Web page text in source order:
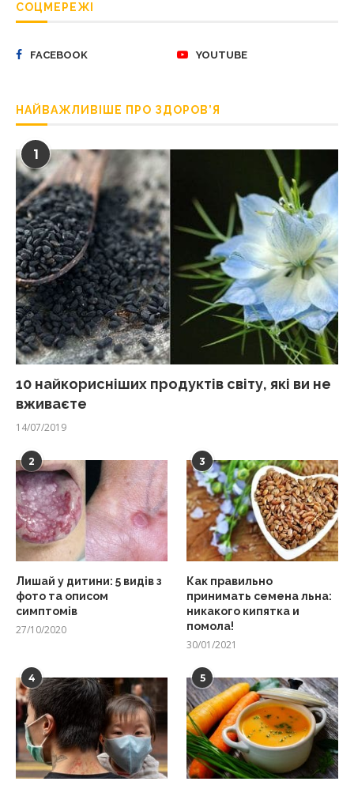
СОЦМЕРЕЖІ
FACEBOOK YOUTUBE
НАЙВАЖЛИВІШЕ ПРО ЗДОРОВ’Я
1
10 найкорисніших продуктів світу, які ви не
вживаєте
14/07/2019
2
Лишай у дитини: 5 видів з
фото та описом
симптомів
27/10/2020
3
Как правильно
принимать семена льна:
никакого кипятка и
помола!
30/01/2021
4 5